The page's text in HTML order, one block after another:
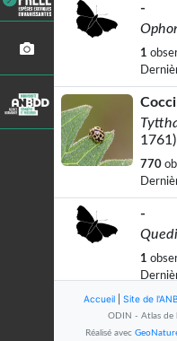
-
1
1761)
770
-
1
Accueil Site de
ODIN - Atlas de
Réalisé avec